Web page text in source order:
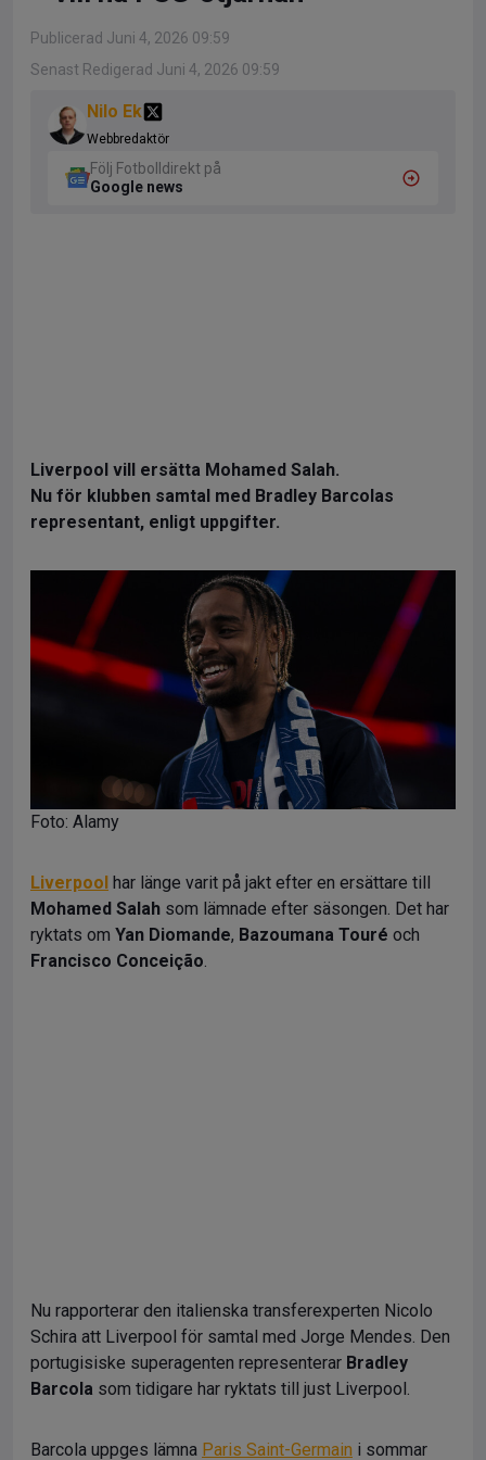
Publicerad Juni 4, 2026 09:59
Senast Redigerad Juni 4, 2026 09:59
Nilo Ek
Webbredaktör
Följ Fotbolldirekt på
Google news
Liverpool vill ersätta Mohamed Salah.
Nu för klubben samtal med Bradley Barcolas
representant, enligt uppgifter.
Foto: Alamy
Liverpool har länge varit på jakt efter en ersättare till
Mohamed Salah som lämnade efter säsongen. Det har
ryktats om Yan Diomande, Bazoumana Touré och
Francisco Conceição.
Nu rapporterar den italienska transferexperten Nicolo
Schira att Liverpool för samtal med Jorge Mendes. Den
portugisiske superagenten representerar Bradley
Barcola som tidigare har ryktats till just Liverpool.
Barcola uppges lämna Paris Saint-Germain i sommar